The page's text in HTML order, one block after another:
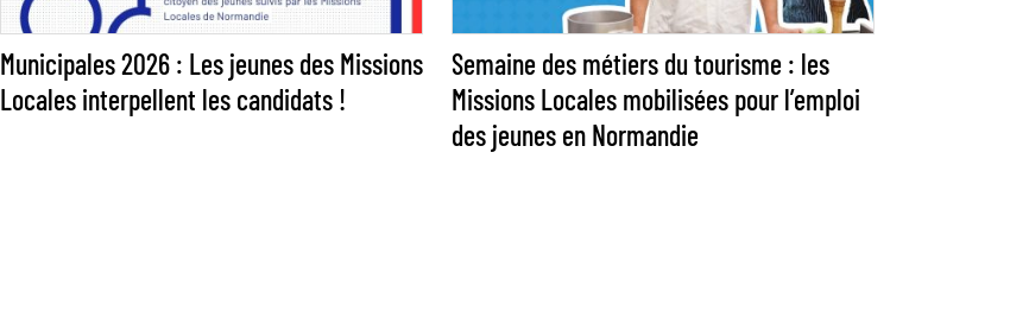
Municipales 2026 : Les jeunes des Missions
Locales interpellent les candidats !
Semaine des métiers du tourisme : les
Missions Locales mobilisées pour l’emploi
des jeunes en Normandie